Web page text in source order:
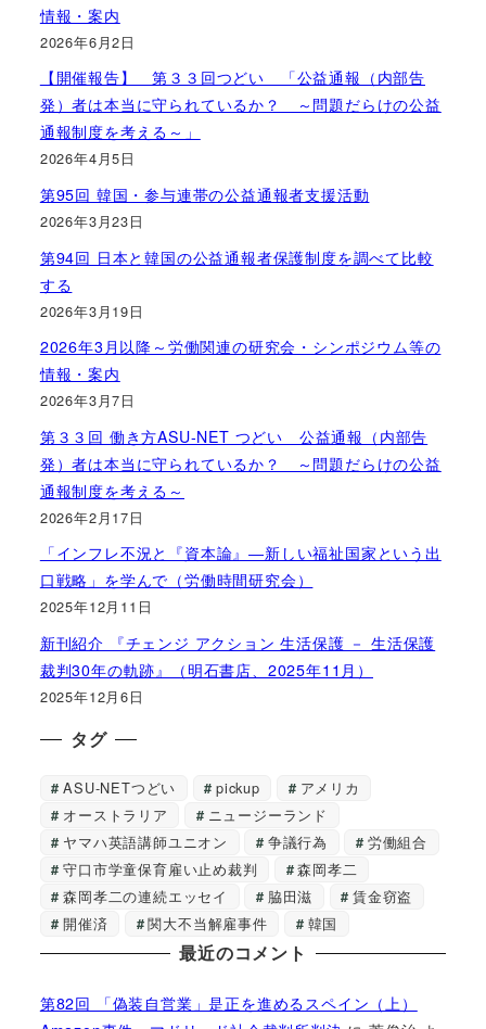
情報・案内
2026年6月2日
【開催報告】 第３３回つどい 「公益通報（内部告
発）者は本当に守られているか？ ～問題だらけの公益
通報制度を考える～」
2026年4月5日
第95回 韓国・参与連帯の公益通報者支援活動
2026年3月23日
第94回 日本と韓国の公益通報者保護制度を調べて比較
する
2026年3月19日
2026年3月以降～労働関連の研究会・シンポジウム等の
情報・案内
2026年3月7日
第３３回 働き方ASU-NET つどい 公益通報（内部告
発）者は本当に守られているか？ ～問題だらけの公益
通報制度を考える～
2026年2月17日
「インフレ不況と『資本論』―新しい福祉国家という出
口戦略」を学んで（労働時間研究会）
2025年12月11日
新刊紹介 『チェンジ アクション 生活保護 － 生活保護
裁判30年の軌跡』（明石書店、2025年11月）
2025年12月6日
タグ
ASU-NETつどい pickup
アメリカ
オーストラリア
ニュージーランド
ヤマハ英語講師ユニオン
争議行為
労働組合
守口市学童保育雇い止め裁判
森岡孝二
森岡孝二の連続エッセイ
脇田滋
賃金窃盗
開催済
関大不当解雇事件 韓国
最近のコメント
第82回 「偽装自営業」是正を進めるスペイン（上）